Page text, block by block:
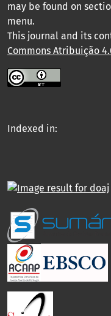
may be found on
menu.
This journal and its
Commons Atribuição
Indexed in: